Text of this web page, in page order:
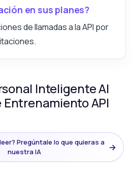
en sus planes?
de llamadas a la API por
Inteligente AI
API
Pregúntale lo que quieras a
nuestra IA
→